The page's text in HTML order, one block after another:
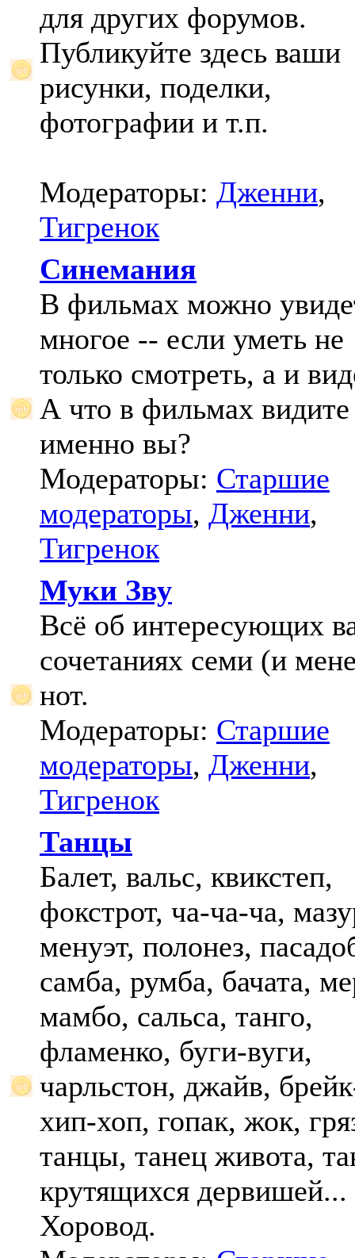
для других форумов.
Публикуйте здесь ваши
рисунки, поделки,
фотографии и т.п.
Модераторы: Дженни,
Тигренок
Синемания
В фильмах можно
многое -- если уметь не
только смотреть, а и
А что в фильмах видите
именно вы?
Модераторы: Старшие
модераторы, Дженни,
Тигренок
Муки Зву
Всё об интересующих
сочетаниях семи (и
нот.
Модераторы: Старшие
модераторы, Дженни,
Тигренок
Танцы
Балет, вальс, квикстеп,
фокстрот, ча-ча-ча,
менуэт, полонез,
самба, румба, бачата,
мамбо, сальса, танго,
фламенко, буги-вуги,
чарльстон, джайв,
хип-хоп, гопак, жок,
танцы, танец живота,
крутящихся дервишей...
Хоровод.